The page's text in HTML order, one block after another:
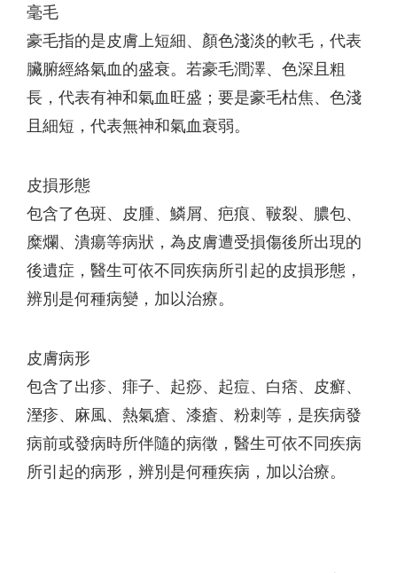
毫毛
豪毛指的是皮膚上短細、顏色淺淡的軟毛，代表
臟腑經絡氣血的盛衰。若豪毛潤澤、色深且粗
長，代表有神和氣血旺盛；要是豪毛枯焦、色淺
且細短，代表無神和氣血衰弱。
皮損形態
包含了色斑、皮腫、鱗屑、疤痕、皸裂、膿包、
糜爛、潰瘍等病狀，為皮膚遭受損傷後所出現的
後遺症，醫生可依不同疾病所引起的皮損形態，
辨別是何種病變，加以治療。
皮膚病形
包含了出疹、痱子、起痧、起痘、白痞、皮癬、
溼疹、麻風、熱氣瘡、漆瘡、粉刺等，是疾病發
病前或發病時所伴隨的病徵，醫生可依不同疾病
所引起的病形，辨別是何種疾病，加以治療。